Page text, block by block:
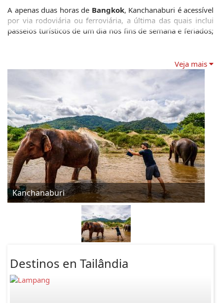
A apenas duas horas de Bangkok, Kanchanaburi é acessível
por via rodoviária ou ferroviária, a última das quais inclui
passeios turísticos de um dia nos fins de semana e feriados;
complicações. Mesmo até o clima de Kanchanaburi,
resfriado pela altitude, florestas e rios, é uma pausa bem-
vinda do calor e do congestionamento da capital vizinha.
Veja mais
Kanchanaburi
Destinos en Tailândia